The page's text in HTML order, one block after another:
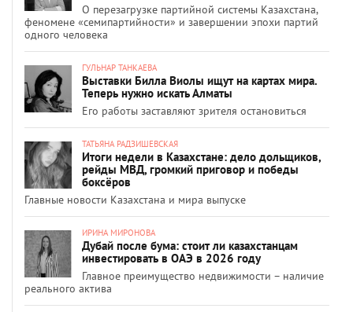
О перезагрузке партийной системы Казахстана,
феномене «семипартийности» и завершении эпохи партий
одного человека
ГУЛЬНАР ТАНКАЕВА
Выставки Билла Виолы ищут на картах мира.
Теперь нужно искать Алматы
Его работы заставляют зрителя остановиться
ТАТЬЯНА РАДЗИШЕВСКАЯ
Итоги недели в Казахстане: дело дольщиков,
рейды МВД, громкий приговор и победы
боксёров
Главные новости Казахстана и мира выпуске
ИРИНА МИРОНОВА
Дубай после бума: стоит ли казахстанцам
инвестировать в ОАЭ в 2026 году
Главное преимущество недвижимости – наличие
реального актива